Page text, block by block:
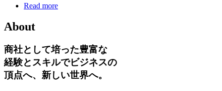
Read more
About
商社として培った豊富な
経験とスキルでビジネスの
頂点へ、新しい世界へ。